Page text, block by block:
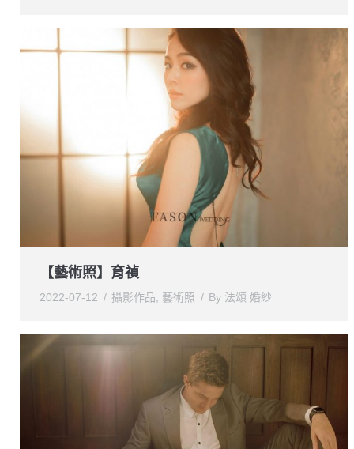
【藝術照】育禎
2022-07-12 攝影作品 藝術照 By 法頌 婚紗